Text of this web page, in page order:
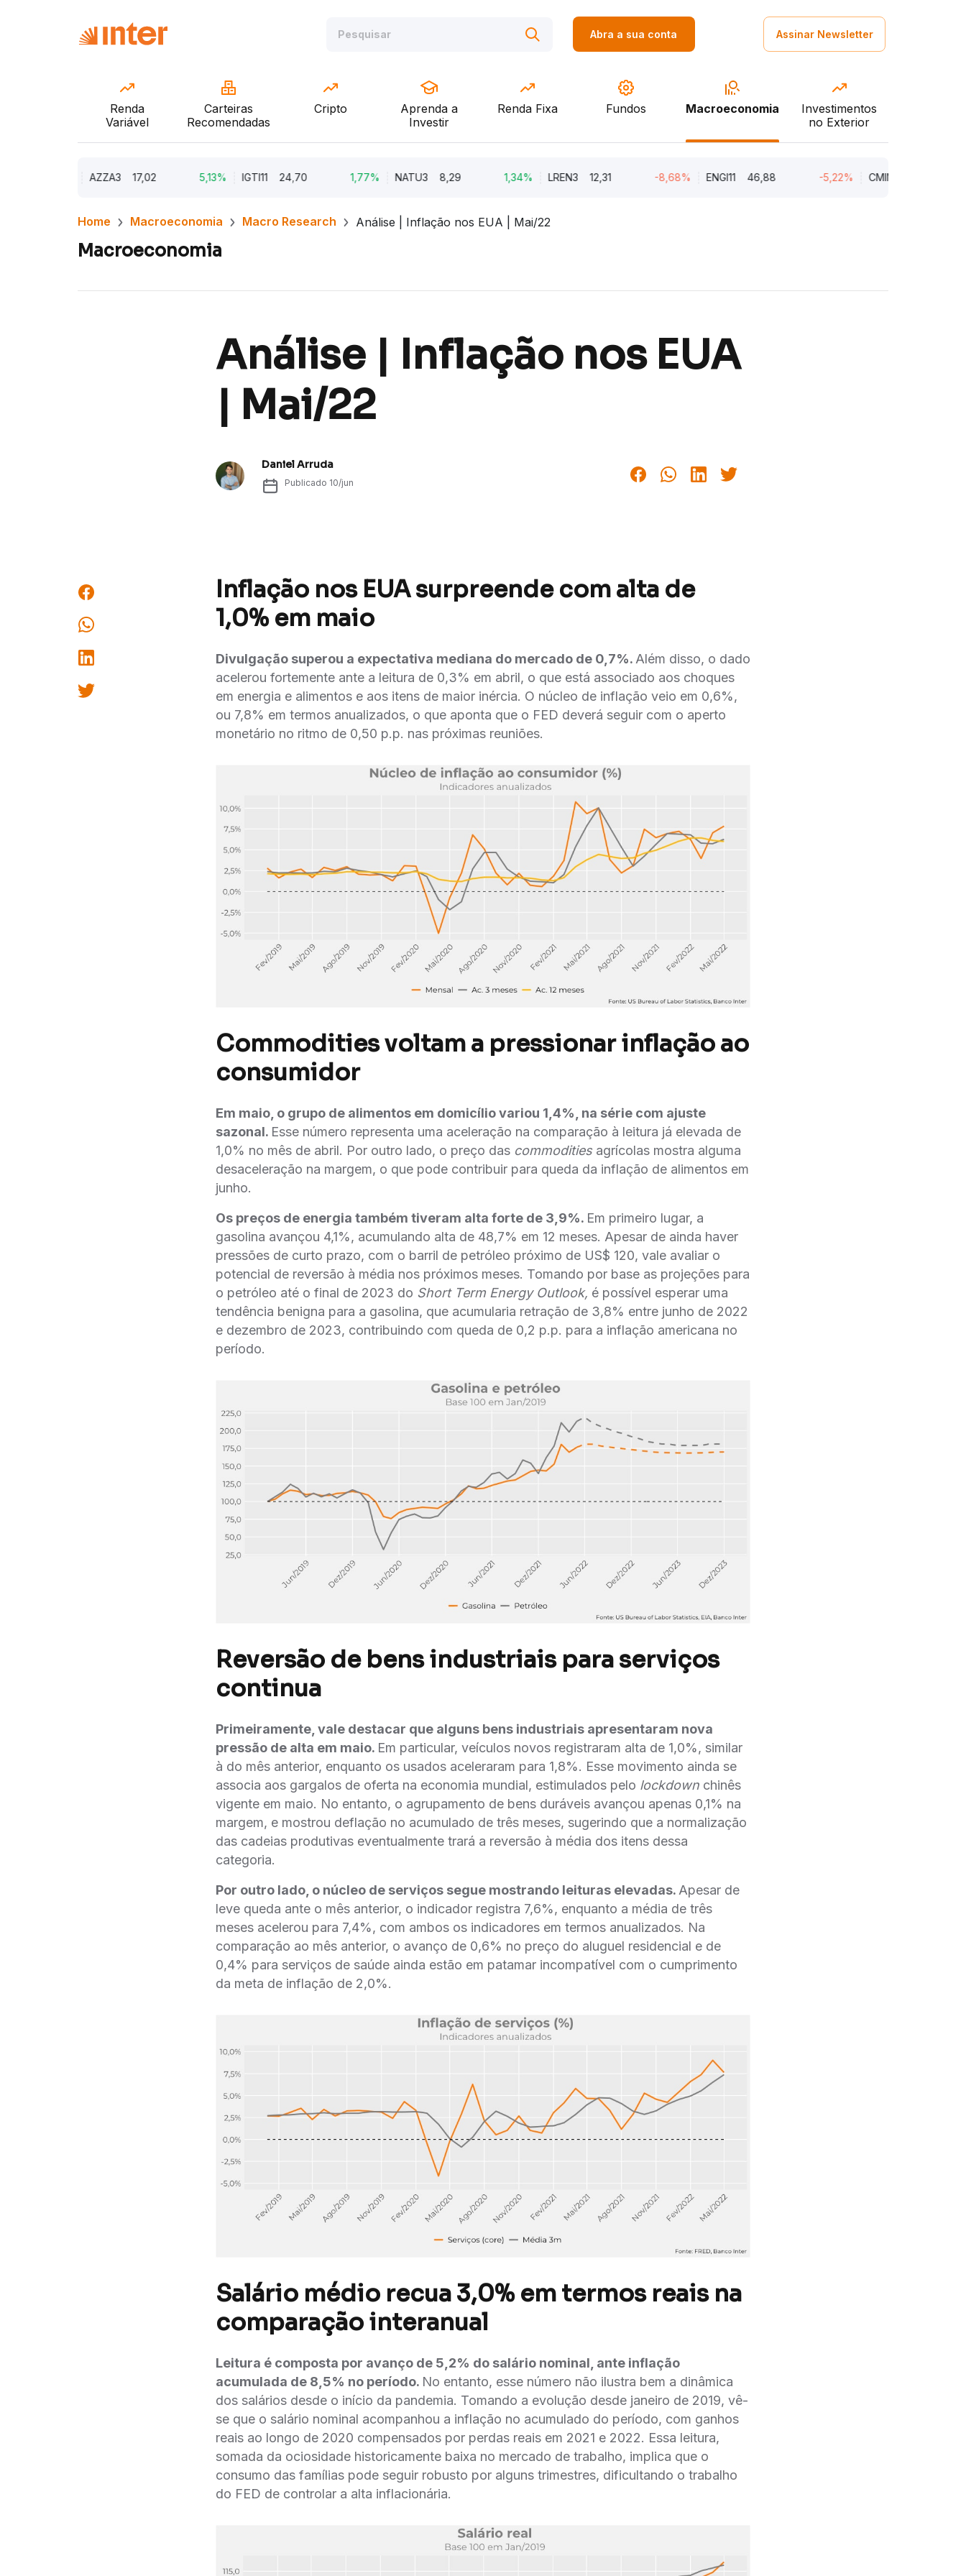
Abra a sua conta Assinar Newsletter
Renda
Variável
Carteiras
Recomendadas
Cripto
Aprenda a
Investir
Renda Fixa Fundos Macroeconomia
Investimentos
no Exterior
17,02 IGTI11 24,70 NATU3 8,29 LREN3 12,31 -8,68% ENGI11 46,88 -5,22% CMIN3 5,45
Home Macroeconomia Macro Research Análise | Inflação nos EUA | Mai/22
Macroeconomia
Análise | Inflação nos EUA
| Mai/22
Daniel Arruda
Publicado 10/jun
Inflação nos EUA surpreende com alta de
1,0% em maio
Divulgação superou a expectativa mediana do mercado de 0,7%. Além disso, o dado
acelerou fortemente ante a leitura de 0,3% em abril, o que está associado aos choques
em energia e alimentos e aos itens de maior inércia. O núcleo de inflação veio em 0,6%,
ou 7,8% em termos anualizados, o que aponta que o FED deverá seguir com o aperto
monetário no ritmo de 0,50 p.p. nas próximas reuniões.
Commodities voltam a pressionar inflação ao
consumidor
Em maio, o grupo de alimentos em domicílio variou 1,4%, na série com ajuste
sazonal. Esse número representa uma aceleração na comparação à leitura já elevada de
1,0% no mês de abril. Por outro lado, o preço das commodities agrícolas mostra alguma
desaceleração na margem, o que pode contribuir para queda da inflação de alimentos em
junho.
Os preços de energia também tiveram alta forte de 3,9%. Em primeiro lugar, a
gasolina avançou 4,1%, acumulando alta de 48,7% em 12 meses. Apesar de ainda haver
pressões de curto prazo, com o barril de petróleo próximo de US$ 120, vale avaliar o
potencial de reversão à média nos próximos meses. Tomando por base as projeções para
o petróleo até o final de 2023 do Short Term Energy Outlook, é possível esperar uma
tendência benigna para a gasolina, que acumularia retração de 3,8% entre junho de 2022
e dezembro de 2023, contribuindo com queda de 0,2 p.p. para a inflação americana no
período.
Reversão de bens industriais para serviços
continua
Primeiramente, vale destacar que alguns bens industriais apresentaram nova
pressão de alta em maio. Em particular, veículos novos registraram alta de 1,0%, similar
à do mês anterior, enquanto os usados aceleraram para 1,8%. Esse movimento ainda se
associa aos gargalos de oferta na economia mundial, estimulados pelo lockdown chinês
vigente em maio. No entanto, o agrupamento de bens duráveis avançou apenas 0,1% na
margem, e mostrou deflação no acumulado de três meses, sugerindo que a normalização
das cadeias produtivas eventualmente trará a reversão à média dos itens dessa
categoria.
Por outro lado, o núcleo de serviços segue mostrando leituras elevadas. Apesar de
leve queda ante o mês anterior, o indicador registra 7,6%, enquanto a média de três
meses acelerou para 7,4%, com ambos os indicadores em termos anualizados. Na
comparação ao mês anterior, o avanço de 0,6% no preço do aluguel residencial e de
0,4% para serviços de saúde ainda estão em patamar incompatível com o cumprimento
da meta de inflação de 2,0%.
Salário médio recua 3,0% em termos reais na
comparação interanual
Leitura é composta por avanço de 5,2% do salário nominal, ante inflação
acumulada de 8,5% no período. No entanto, esse número não ilustra bem a dinâmica
dos salários desde o início da pandemia. Tomando a evolução desde janeiro de 2019, vê-
se que o salário nominal acompanhou a inflação no acumulado do período, com ganhos
reais ao longo de 2020 compensados por perdas reais em 2021 e 2022. Essa leitura,
somada da ociosidade historicamente baixa no mercado de trabalho, implica que o
consumo das famílias pode seguir robusto por alguns trimestres, dificultando o trabalho
do FED de controlar a alta inflacionária.